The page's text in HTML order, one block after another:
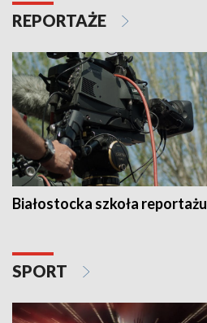
REPORTAŻE
Białostocka szkoła reportażu
SPORT